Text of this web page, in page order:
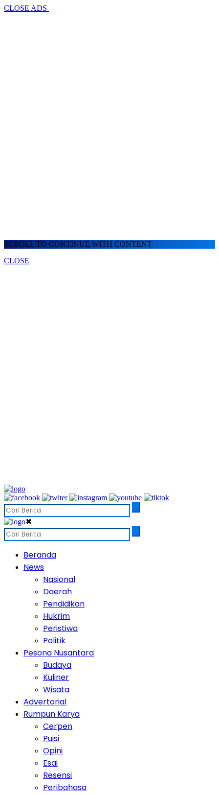
CLOSE ADS
SCROLL TO CONTINUE WITH CONTENT
CLOSE
✖
Beranda
News
Nasional
Daerah
Pendidikan
Hukrim
Peristiwa
Politik
Pesona Nusantara
Budaya
Kuliner
Wisata
Advertorial
Rumpun Karya
Cerpen
Puisi
Opini
Esai
Resensi
Peribahasa